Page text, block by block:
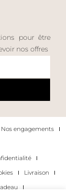
pour être
nos offres
Nos engagements
Livraison